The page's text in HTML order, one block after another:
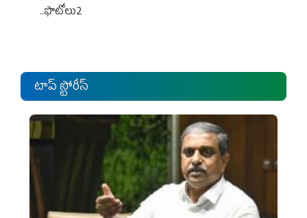
..ఫొటోలు2
టాప్ స్టోరీస్